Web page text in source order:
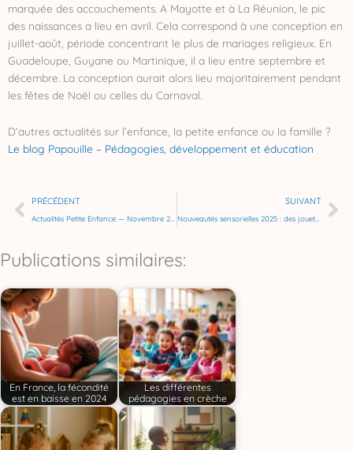
marquée des accouchements. A Mayotte et à La Réunion, le pic
des naissances a lieu en avril. Cela correspond à une conception en
juillet-août, période concentrant le plus de mariages religieux. En
Guadeloupe, Guyane ou Martinique, il a lieu entre septembre et
décembre. La conception aurait alors lieu majoritairement pendant
les fêtes de Noël ou celles du Carnaval.
D’autres actualités sur l’enfance, la petite enfance ou la famille ?
Le blog Papouille – Pédagogies, développement et éducation
Précédent
PRÉCÉDENT SUIVANT
Nouveautés sensorielles 2025 : des jouets et jeux sensoriels pour éveiller les sens dès la crèche
Publications similaires:
En France, la fécondité
est en baisse en 2024
Les différentes
pédagogies en crèche